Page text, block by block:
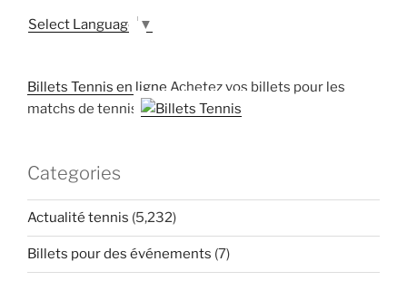
Select Language ▼
Billets Tennis en ligne Achetez vos billets pour les
matchs de tennis
Categories
Actualité tennis (5,232)
Billets pour des événements (7)